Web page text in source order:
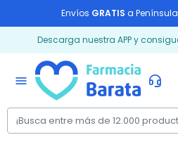
Envíos GRATIS a
Descarga nuestra APP y
menu